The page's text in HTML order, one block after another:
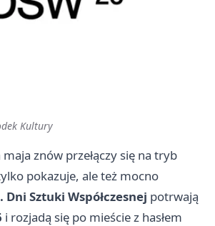
Kultury
maja znów przełączy się na tryb
pokazuje, ale też mocno
Dni Sztuki Współczesnej potrwają
i rozjadą się po mieście z hasłem